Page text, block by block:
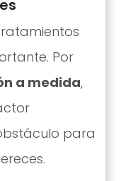
Por
a medida,
para